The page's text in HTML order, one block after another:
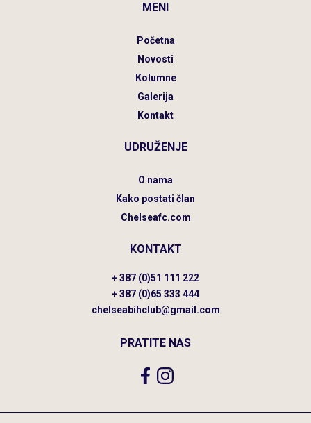
MENI
Početna
Novosti
Kolumne
Galerija
Kontakt
UDRUŽENJE
O nama
Kako postati član
Chelseafc.com
KONTAKT
+ 387 (0)51 111 222
+ 387 (0)65 333 444
chelseabihclub@gmail.com
PRATITE NAS